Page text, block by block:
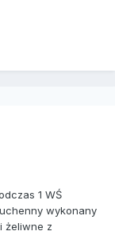
1 WŚ
wykonany
żeliwne z